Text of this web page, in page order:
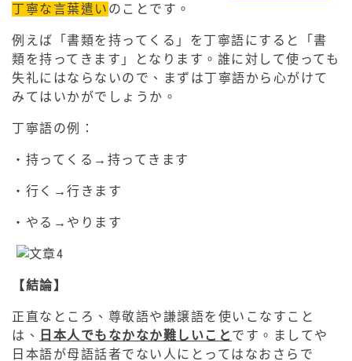
丁寧な言葉遣い のことです。
例えば「書類を持ってくる」を丁寧語にすると「書
類を持ってきます」となります。誰に対して使っても
失礼にはならないので、まずは丁寧語から心がけて
みてはいかがでしょうか。
丁寧語の例：
・持ってくる→持ってきます
・行く→行きます
・やる→やります
【結論】
正直なところ、尊敬語や謙譲語を使いこなすこと
は、 日本人でもなかなか難しいこと です。ましてや
日本語が母語話者でない人にとってはなおさらで